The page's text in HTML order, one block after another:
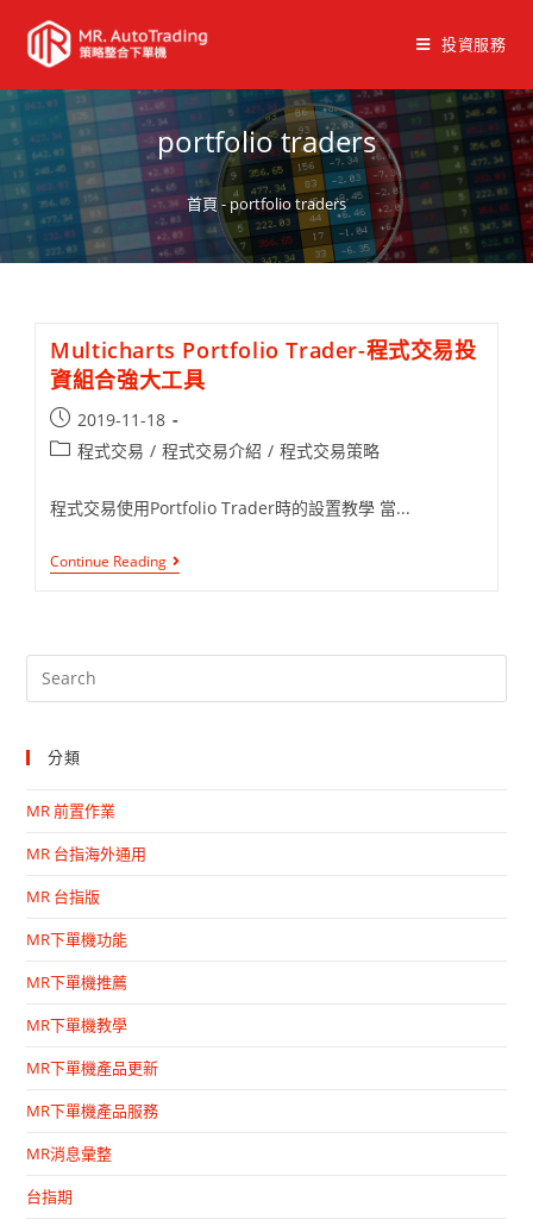
投資服務
portfolio traders
首頁-portfolio traders
Multicharts Portfolio Trader-程式交易投
資組合強大工具
2019-11-18
程式交易 / 程式交易介紹 / 程式交易策略
程式交易使用Portfolio Trader時的設置教學 當...
Continue Reading
分類
MR 前置作業
MR 台指海外通用
MR 台指版
MR下單機功能
MR下單機推薦
MR下單機教學
MR下單機產品更新
MR下單機產品服務
MR消息彙整
台指期